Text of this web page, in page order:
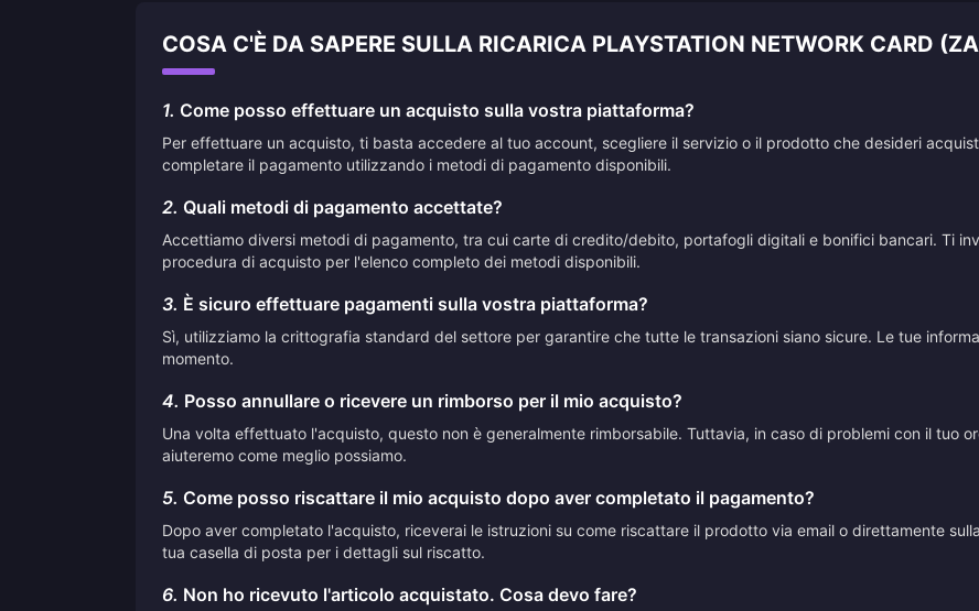
COSA C'È DA SAPERE SULLA RICARICA PLAYSTATION NETWORK CARD
1. Come posso effettuare un acquisto sulla vostra piattaforma?
Per effettuare un acquisto, ti basta accedere al tuo account, scegliere il servizio o il prodotto che desideri
completare il pagamento utilizzando i metodi di pagamento disponibili.
2. Quali metodi di pagamento accettate?
Accettiamo diversi metodi di pagamento, tra cui carte di credito/debito, portafogli digitali e bonifici bancari. Ti
procedura di acquisto per l'elenco completo dei metodi disponibili.
3. È sicuro effettuare pagamenti sulla vostra piattaforma?
Sì, utilizziamo la crittografia standard del settore per garantire che tutte le transazioni siano sicure. Le tue
momento.
4. Posso annullare o ricevere un rimborso per il mio acquisto?
Una volta effettuato l'acquisto, questo non è generalmente rimborsabile. Tuttavia, in caso di problemi con il tuo
aiuteremo come meglio possiamo.
5. Come posso riscattare il mio acquisto dopo aver completato il pagamento?
Dopo aver completato l'acquisto, riceverai le istruzioni su come riscattare il prodotto via email o direttamente
tua casella di posta per i dettagli sul riscatto.
6. Non ho ricevuto l'articolo acquistato. Cosa devo fare?